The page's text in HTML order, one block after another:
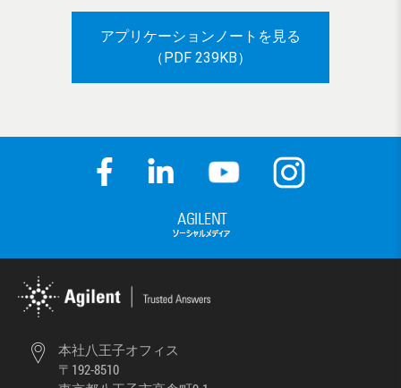
アプリケーションノートを見る
（PDF 239KB）
本社八王子オフィス
〒192-8510